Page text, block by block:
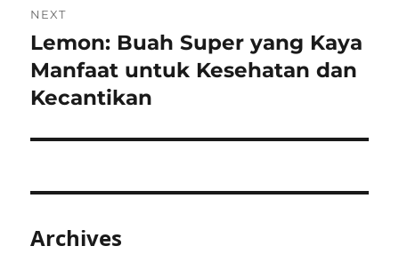
NEXT
Next
post:
Lemon: Buah Super yang Kaya
Manfaat untuk Kesehatan dan
Kecantikan
Archives